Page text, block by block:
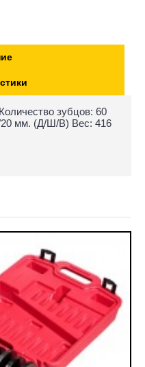
зубцов: 60
20 мм. (Д/Ш/В) Вес: 416